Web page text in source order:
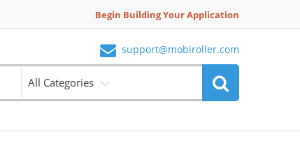
Begin Building Your Application
support@mobiroller.com
All Categories